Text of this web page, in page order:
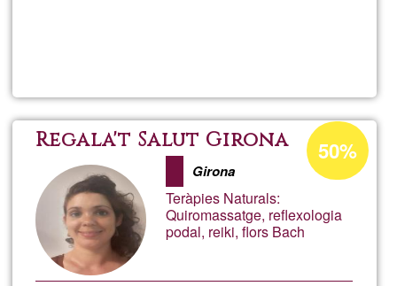
Regala't Salut Girona
Girona
Teràpies Naturals:
Quiromassatge, reflexologia
podal, reiki, flors Bach
Percentatge
d'acceptació
de
G1
50%